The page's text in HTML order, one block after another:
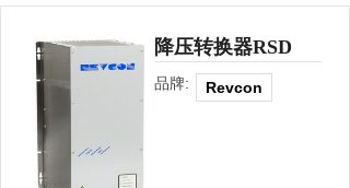
降压转换器RSD
品牌: Revcon